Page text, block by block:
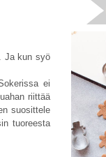
Ja kun syö
ei
riittää
suosittele
tuoreesta